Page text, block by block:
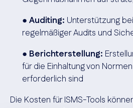
● Auditing: Unterstützung
regelmäßiger Audits und
● Berichterstellung:
für die Einhaltung von
erforderlich sind
Die Kosten für ISMS-Tools